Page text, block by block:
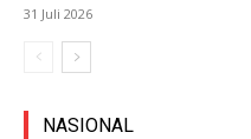
31 Juli 2026
NASIONAL